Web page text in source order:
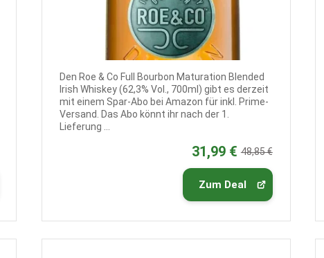
Den Roe & Co Full Bourbon Maturation Blended
Irish Whiskey (62,3% Vol., 700ml) gibt es derzeit
mit einem Spar-Abo bei Amazon für inkl. Prime-
Versand. Das Abo könnt ihr nach der 1.
Lieferung ...
31,99 € 48,85 €
Zum Deal